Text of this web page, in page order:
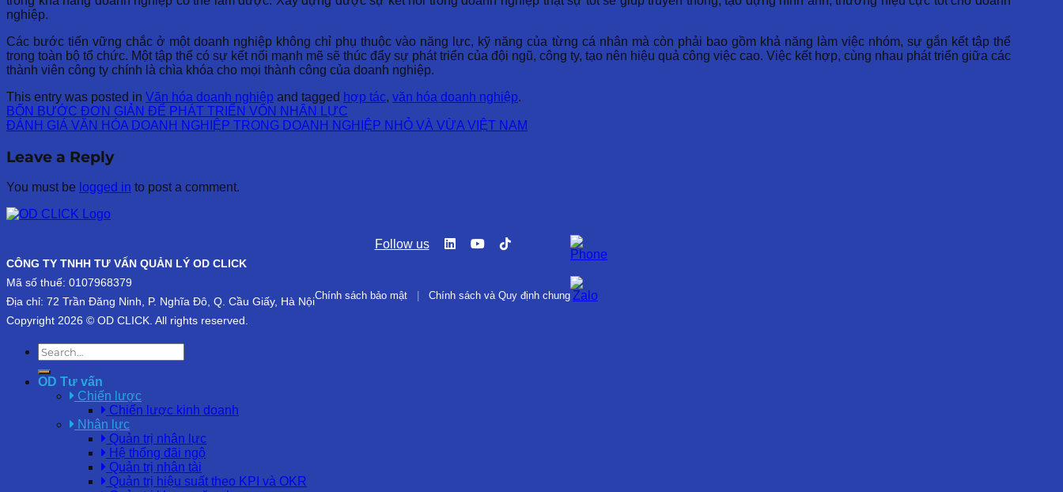
nghiệp.
Các bước tiến vững chắc ở một doanh nghiệp không chỉ phụ thuộc vào năng lực, kỹ năng của từng cá nhân mà còn phải bao gồm khả năng làm việc nhóm, sự gắn kết tập thể
trong toàn bộ tổ chức. Một tập thể có sự kết nối mạnh mẽ sẽ thúc đẩy sự phát triển của đội ngũ, công ty, tạo nên hiệu quả công việc cao. Việc kết hợp, cùng nhau phát triển giữa các
thành viên công ty chính là chìa khóa cho mọi thành công của doanh nghiệp.
This entry was posted in Văn hóa doanh nghiệp and tagged hợp tác, văn hóa doanh nghiệp.
BỐN BƯỚC ĐƠN GIẢN ĐỂ PHÁT TRIỂN VỐN NHÂN LỰC
ĐÁNH GIÁ VĂN HÓA DOANH NGHIỆP TRONG DOANH NGHIỆP NHỎ VÀ VỪA VIỆT NAM
Leave a Reply
You must be logged in to post a comment.
CÔNG TY TNHH TƯ VẤN QUẢN LÝ OD CLICK
Mã số thuế: 0107968379
Địa chỉ: 72 Trần Đăng Ninh, P. Nghĩa Đô, Q. Cầu Giấy, Hà Nội
Copyright 2026 © OD CLICK. All rights reserved.
Follow us
Chính sách bảo mật Chính sách và Quy định chung
OD Tư vấn
Chiến lược
Chiến lược kinh doanh
Nhân lực
Quản trị nhân lực
Hệ thống đãi ngộ
Quản trị nhân tài
Quản trị hiệu suất theo KPI và OKR